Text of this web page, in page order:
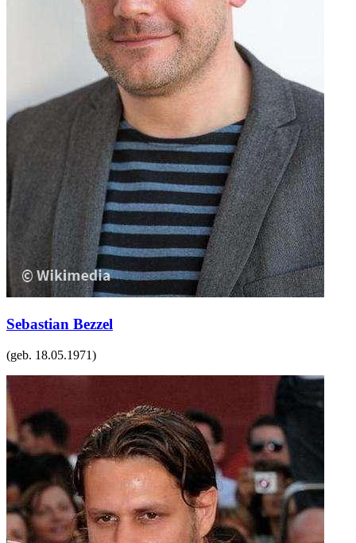
Sebastian Bezzel
(geb. 18.05.1971)